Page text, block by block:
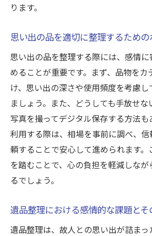
ります。
思い出の品を適切に整理するための
思い出の品を整理する際には、感情
めることが重要です。まず、品物をカ
け、思い出の深さや使用頻度を考慮
ましょう。また、どうしても手放せな
写真を撮ってデジタル保存する方法も
利用する際は、相場を事前に調べ、
頼することで安心して進められます
を踏むことで、心の負担を軽減しな
るでしょう。
遺品整理における感情的な課題とそ
遺品整理は、故人との思い出が詰ま